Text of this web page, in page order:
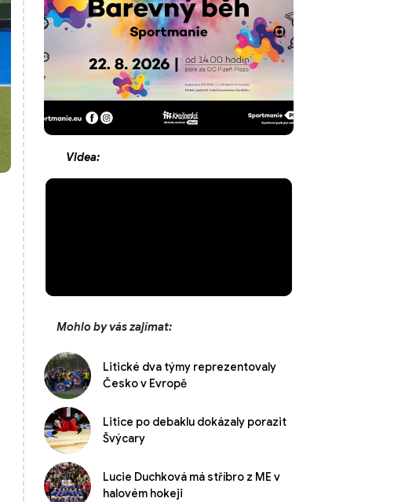
Videa:
Mohlo by vás zajímat:
Litické dva týmy reprezentovaly
Česko v Evropě
Litice po debaklu dokázaly porazit
Švýcary
Lucie Duchková má stříbro z ME v
halovém hokeji